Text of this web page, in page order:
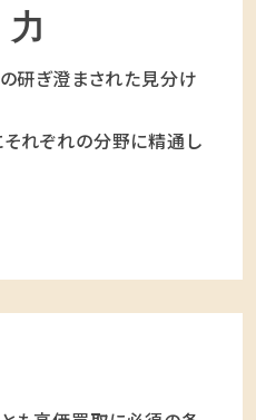
研ぎ澄まされた見分け
れぞれの分野に精通し